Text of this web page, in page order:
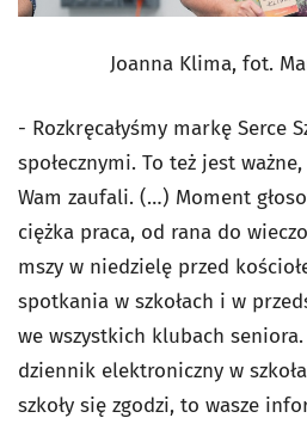
Joanna Klima, fot.
- Rozkręcałyśmy markę Serce
społecznymi. To też jest
Wam zaufali. (…) Moment
ciężka praca, od rana do
mszy w niedzielę przed
spotkania w szkołach i w
we wszystkich klubach seniora.
dziennik elektroniczny w
szkoły się zgodzi, to wasze